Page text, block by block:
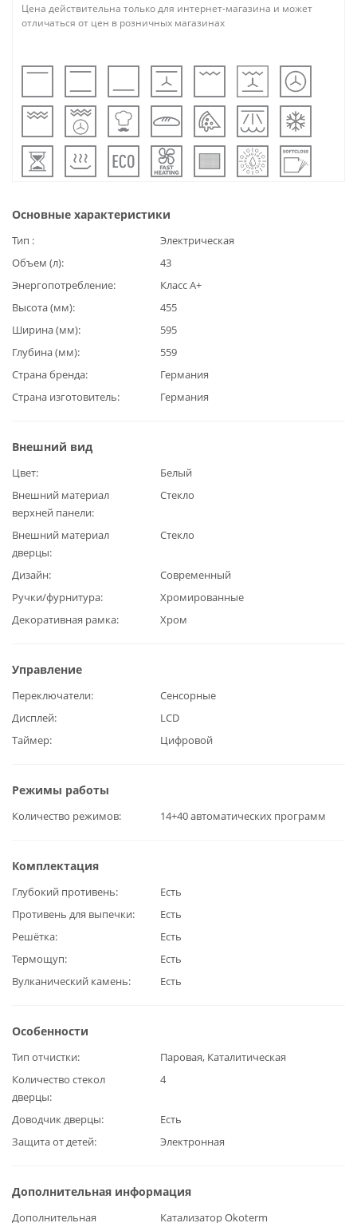
Цена действительна только для интернет-магазина и может
отличаться от цен в розничных магазинах
Основные характеристики
Тип
Электрическая
Объем (л)
43
Энергопотребление
Класс А+
Высота (мм)
455
Ширина (мм)
595
Глубина (мм)
559
Страна бренда
Германия
Страна изготовитель
Германия
Внешний вид
Цвет
Белый
Внешний материал
верхней панели
Стекло
Внешний материал
дверцы
Стекло
Дизайн
Современный
Ручки/фурнитура
Хромированные
Декоративная рамка
Хром
Управление
Переключатели
Сенсорные
Дисплей
LCD
Таймер
Цифровой
Режимы работы
Количество режимов 14+40 автоматических программ
Комплектация
Глубокий противень
Есть
Противень для выпечки
Есть
Решётка
Есть
Термощуп
Есть
Вулканический камень
Есть
Особенности
Тип отчистки
Паровая, Каталитическая
Количество стекол
дверцы
4
Доводчик дверцы
Есть
Защита от детей
Электронная
Дополнительная информация
Дополнительная Катализатор Okoterm